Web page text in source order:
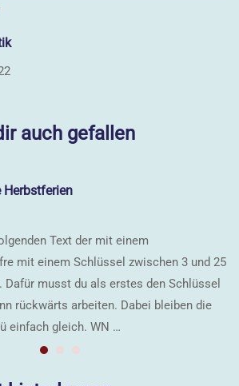
auch gefallen
Text der mit einem
mit einem Schlüssel zwischen 3 und 25
musst du als erstes den Schlüssel
rückwärts arbeiten. Dabei bleiben die
einfach gleich. WN …